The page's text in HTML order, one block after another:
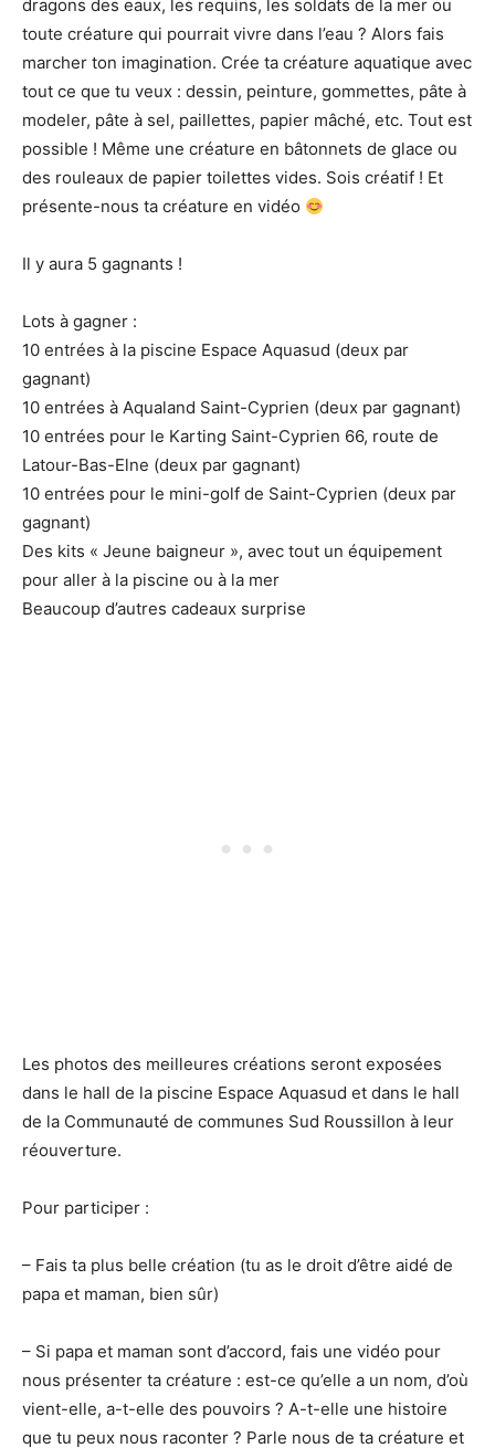
dragons des eaux, les requins, les soldats de la mer ou
toute créature qui pourrait vivre dans l’eau ? Alors fais
marcher ton imagination. Crée ta créature aquatique avec
tout ce que tu veux : dessin, peinture, gommettes, pâte à
modeler, pâte à sel, paillettes, papier mâché, etc. Tout est
possible ! Même une créature en bâtonnets de glace ou
des rouleaux de papier toilettes vides. Sois créatif ! Et
présente-nous ta créature en vidéo
Il y aura 5 gagnants !
Lots à gagner :
10 entrées à la piscine Espace Aquasud (deux par
gagnant)
10 entrées à Aqualand Saint-Cyprien (deux par gagnant)
10 entrées pour le Karting Saint-Cyprien 66, route de
Latour-Bas-Elne (deux par gagnant)
10 entrées pour le mini-golf de Saint-Cyprien (deux par
gagnant)
Des kits « Jeune baigneur », avec tout un équipement
pour aller à la piscine ou à la mer
Beaucoup d’autres cadeaux surprise
Les photos des meilleures créations seront exposées
dans le hall de la piscine Espace Aquasud et dans le hall
de la Communauté de communes Sud Roussillon à leur
réouverture.
Pour participer :
– Fais ta plus belle création (tu as le droit d’être aidé de
papa et maman, bien sûr)
– Si papa et maman sont d’accord, fais une vidéo pour
nous présenter ta créature : est-ce qu’elle a un nom, d’où
vient-elle, a-t-elle des pouvoirs ? A-t-elle une histoire
que tu peux nous raconter ? Parle nous de ta créature et